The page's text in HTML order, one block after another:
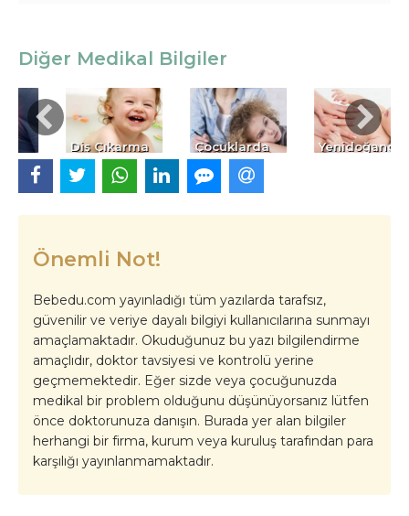
Diğer Medikal Bilgiler
Diş Çıkarma
Çocuklarda
Davranış
Bozukluğu
Yenidoğanda
Önemli Not!
Bebedu.com yayınladığı tüm yazılarda tarafsız,
güvenilir ve veriye dayalı bilgiyi kullanıcılarına sunmayı
amaçlamaktadır. Okuduğunuz bu yazı bilgilendirme
amaçlıdır, doktor tavsiyesi ve kontrolü yerine
geçmemektedir. Eğer sizde veya çocuğunuzda
medikal bir problem olduğunu düşünüyorsanız lütfen
önce doktorunuza danışın. Burada yer alan bilgiler
herhangi bir firma, kurum veya kuruluş tarafından para
karşılığı yayınlanmamaktadır.